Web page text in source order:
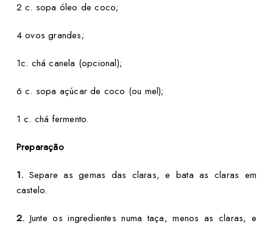
2 c. sopa óleo de coco;
4 ovos grandes;
1c. chá canela (opcional);
6 c. sopa açúcar de coco (ou mel);
1 c. chá fermento.
Preparação
1. Separe as gemas das claras, e bata as claras em
castelo.
2. Junte os ingredientes numa taça, menos as claras, e